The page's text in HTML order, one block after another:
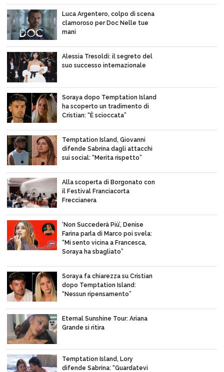
Luca Argentero, colpo di scena
clamoroso per Doc Nelle tue
mani
Alessia Tresoldi: il segreto del
suo successo internazionale
Soraya dopo Temptation Island
ha scoperto un tradimento di
Cristian: “È scioccata”
Temptation Island, Giovanni
difende Sabrina dagli attacchi
sui social: “Merita rispetto”
Alla scoperta di Borgonato con
il Festival Franciacorta
Freccianera
‘Non Succederà Più’, Denise
Farina parla di Marco poi svela:
“Mi sento vicina a Francesca,
Soraya ha sbagliato”
Soraya fa chiarezza su Cristian
dopo Temptation Island:
“Nessun ripensamento”
Eternal Sunshine Tour: Ariana
Grande si ritira
Temptation Island, Lory
difende Sabrina: “Guardatevi